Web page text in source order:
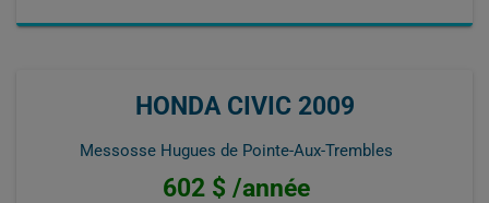
HONDA CIVIC 2009
Messosse Hugues de Pointe-Aux-Trembles
602 $ /année